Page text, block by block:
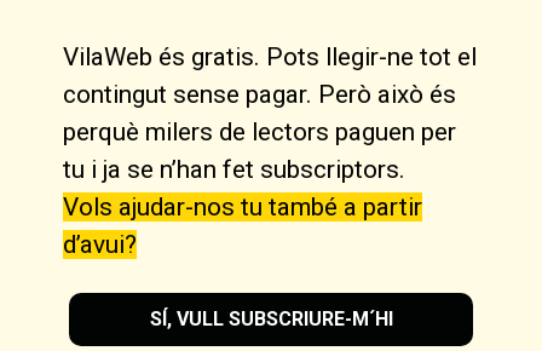
VilaWeb és gratis. Pots llegir-ne tot el
contingut sense pagar. Però això és
perquè milers de lectors paguen per
tu i ja se n’han fet subscriptors.
Vols ajudar-nos tu també a partir
d’avui?
SÍ, VULL SUBSCRIURE-M´HI